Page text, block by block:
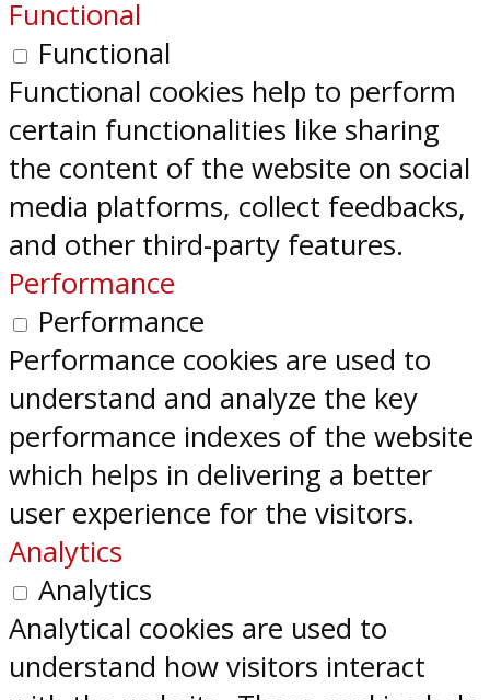
Functional
Functional
Functional cookies help to perform
certain functionalities like sharing
the content of the website on social
media platforms, collect feedbacks,
and other third-party features.
Performance
Performance
Performance cookies are used to
understand and analyze the key
performance indexes of the website
which helps in delivering a better
user experience for the visitors.
Analytics
Analytics
Analytical cookies are used to
understand how visitors interact